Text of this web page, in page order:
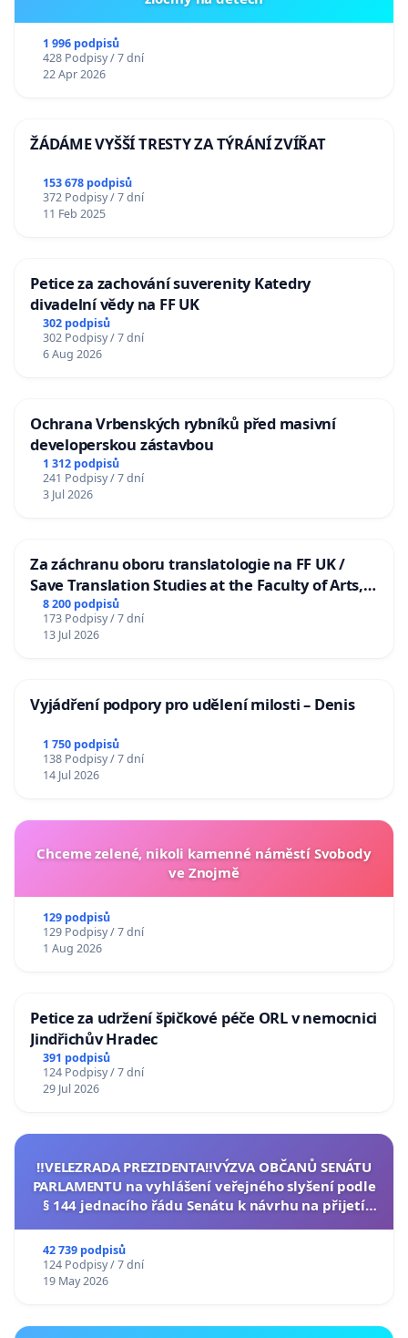
1 996 podpisů
428 Podpisy / 7 dní
22 Apr 2026
ŽÁDÁME VYŠŠÍ TRESTY ZA TÝRÁNÍ ZVÍŘAT
153 678 podpisů
372 Podpisy / 7 dní
11 Feb 2025
Petice za zachování suverenity Katedry
divadelní vědy na FF UK
302 podpisů
302 Podpisy / 7 dní
6 Aug 2026
Ochrana Vrbenských rybníků před masivní
developerskou zástavbou
1 312 podpisů
241 Podpisy / 7 dní
3 Jul 2026
Za záchranu oboru translatologie na FF UK /
Save Translation Studies at the Faculty of Arts,
Charles University
8 200 podpisů
173 Podpisy / 7 dní
13 Jul 2026
Vyjádření podpory pro udělení milosti – Denis
1 750 podpisů
138 Podpisy / 7 dní
14 Jul 2026
Chceme zelené, nikoli kamenné náměstí Svobody
ve Znojmě
129 podpisů
129 Podpisy / 7 dní
1 Aug 2026
Petice za udržení špičkové péče ORL v nemocnici
Jindřichův Hradec
391 podpisů
124 Podpisy / 7 dní
29 Jul 2026
‼️VELEZRADA PREZIDENTA‼️VÝZVA OBČANŮ SENÁTU
PARLAMENTU na vyhlášení veřejného slyšení podle
§ 144 jednacího řádu Senátu k návrhu na přijetí
42 739 podpisů
124 Podpisy / 7 dní
19 May 2026